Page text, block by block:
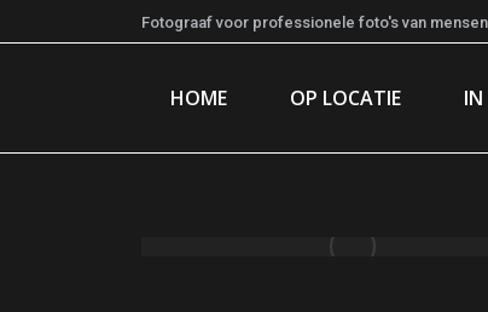
Fotograaf voor professionele foto's van
HOME OP LOCATIE IN